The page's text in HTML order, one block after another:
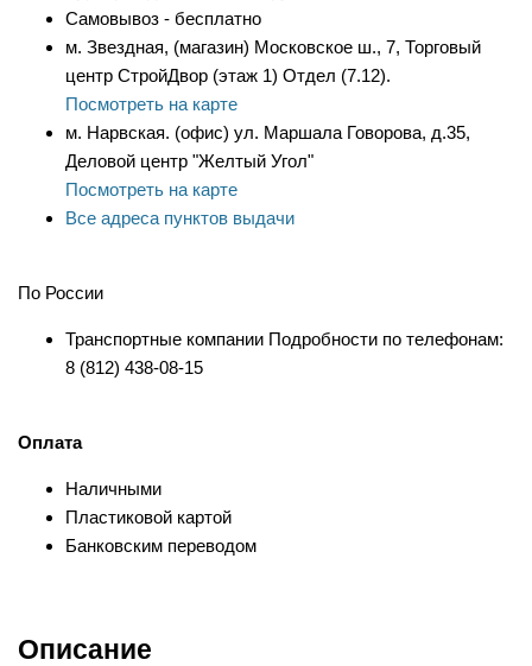
Самовывоз - бесплатно
м. Звездная, (магазин) Московское ш., 7, Торговый
центр СтройДвор (этаж 1) Отдел (7.12).
Посмотреть на карте
м. Нарвская. (офис) ул. Маршала Говорова, д.35,
Деловой центр "Желтый Угол"
Посмотреть на карте
Все адреса пунктов выдачи
По России
Транспортные компании Подробности по телефонам:
8 (812) 438-08-15
Оплата
Наличными
Пластиковой картой
Банковским переводом
Описание